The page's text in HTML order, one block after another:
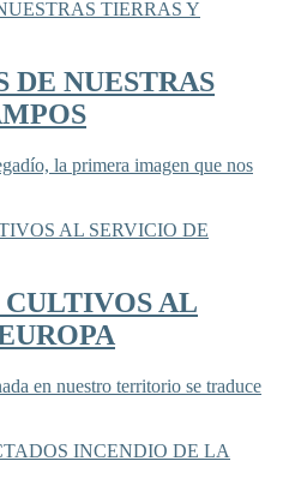
DE NUESTRAS
la primera imagen que nos
AL
en nuestro territorio se traduce